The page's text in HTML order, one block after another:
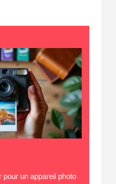
pour un appareil photo